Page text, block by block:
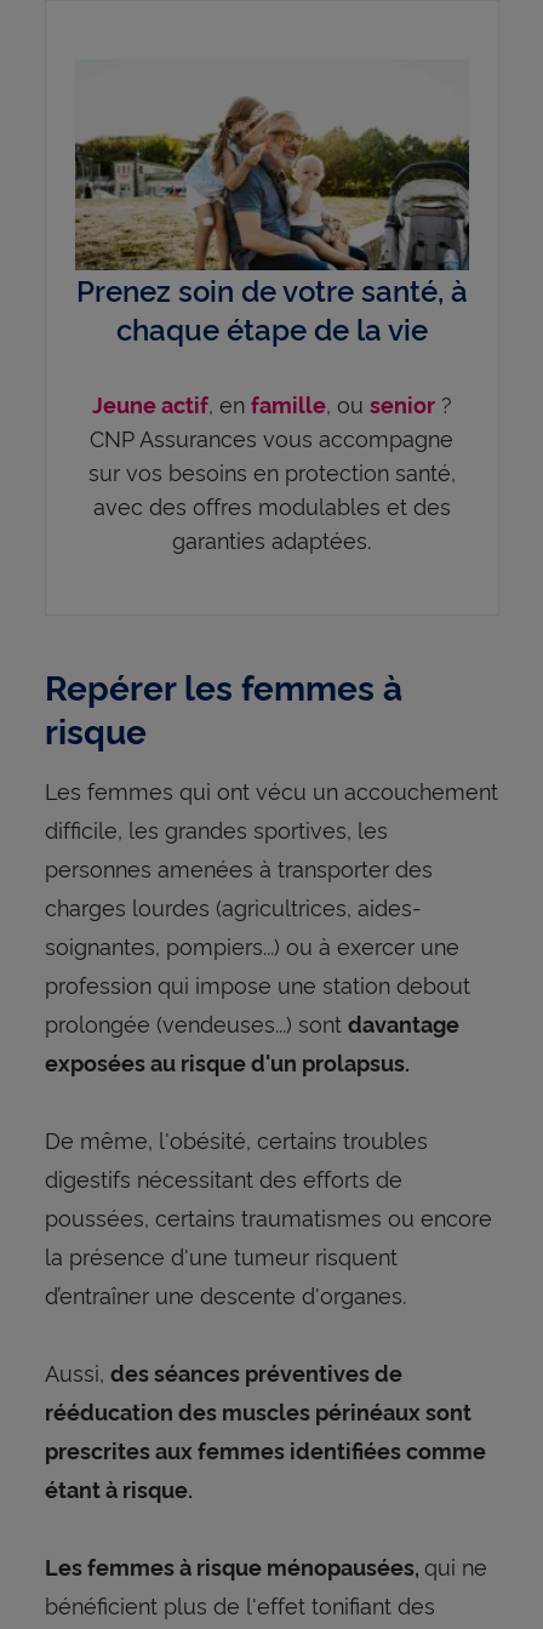
Prenez soin de votre santé, à
chaque étape de la vie
Jeune actif, en famille, ou senior?
CNP Assurances vous accompagne
sur vos besoins en protection santé,
avec des offres modulables et des
garanties adaptées.
Repérer les femmes à
risque
Les femmes qui ont vécu un accouchement
difficile, les grandes sportives, les
personnes amenées à transporter des
charges lourdes (agricultrices, aides-
soignantes, pompiers...) ou à exercer une
profession qui impose une station debout
prolongée (vendeuses...) sont davantage
exposées au risque d'un prolapsus.
De même, l'obésité, certains troubles
digestifs nécessitant des efforts de
poussées, certains traumatismes ou encore
la présence d'une tumeur risquent
d’entraîner une descente d'organes.
Aussi, des séances préventives de
rééducation des muscles périnéaux sont
prescrites aux femmes identifiées comme
étant à risque.
Les femmes à risque ménopausées, qui ne
bénéficient plus de l'effet tonifiant des